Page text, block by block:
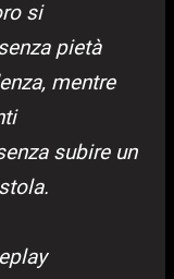
si
pietà
mentre
subire un